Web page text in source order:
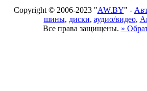
Copyright © 2006-2023 "AW.BY" -
шины, диски, аудио/видео,
Все права защищены. »